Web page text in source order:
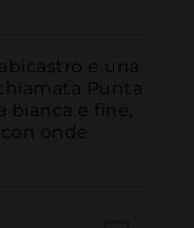
e una
Punta
bianca e fine,
onde